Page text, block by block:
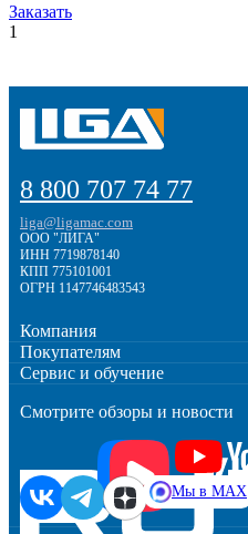
Заказать
1
8 800 707 74 77
liga@ligamac.com
ООО "ЛИГА"
ИНН 7719878140
КПП 775101001
ОГРН 1147746483543
Компания
Покупателям
Сервис и обучение
Смотрите обзоры и новости
Мы в MAX